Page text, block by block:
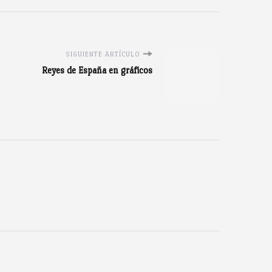
SIGUIENTE ARTÍCULO
Reyes de España en gráficos